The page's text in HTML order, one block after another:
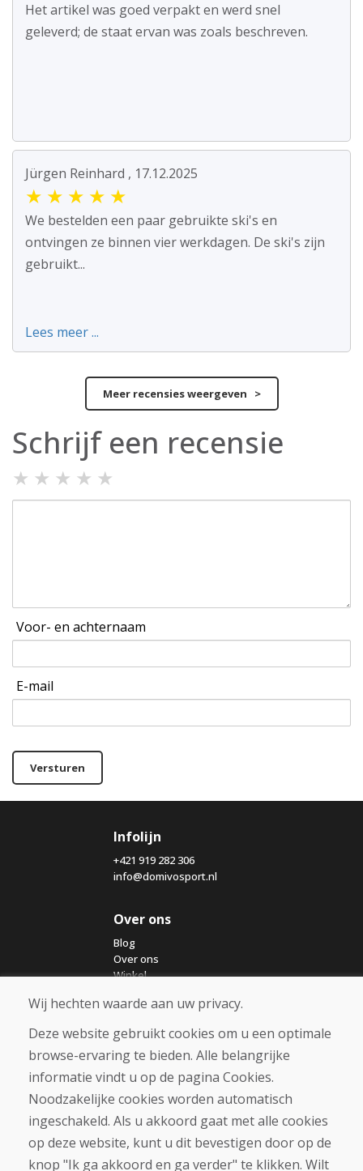
Het artikel was goed verpakt en werd snel
geleverd; de staat ervan was zoals beschreven.
Jürgen Reinhard , 17.12.2025
★ ★ ★ ★ ★
We bestelden een paar gebruikte ski's en
ontvingen ze binnen vier werkdagen. De ski's zijn
gebruikt...
Lees meer ...
Meer recensies weergeven >
Schrijf een recensie
★ ★ ★ ★ ★
Voor- en achternaam
E-mail
Versturen
Infolijn
+421 919 282 306
info@domivosport.nl
Over ons
Blog
Over ons
Winkel
Aankoop
Eshop
Algemene voorwaarden
Vervoer
Betaling
Klacht
Retourneren en ruilen van goederen
Wij hechten waarde aan uw privacy.
Deze website gebruikt cookies om u een optimale
browse-ervaring te bieden. Alle belangrijke
informatie vindt u op de pagina Cookies.
Noodzakelijke cookies worden automatisch
ingeschakeld. Als u akkoord gaat met alle cookies
op deze website, kunt u dit bevestigen door op de
knop "Ik ga akkoord en ga verder" te klikken. Wilt